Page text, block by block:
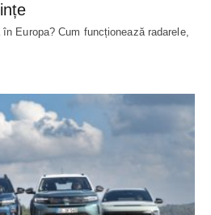
Europa? Cum funcționează radarele,